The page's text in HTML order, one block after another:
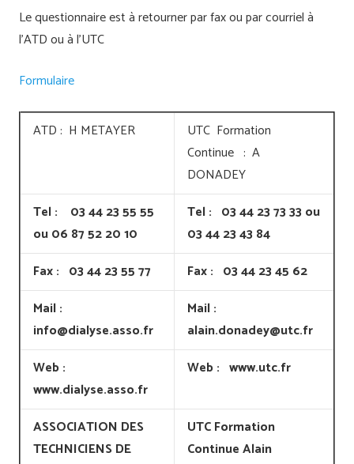
Le questionnaire est à retourner par fax ou par courriel à
l’ATD ou à l’UTC
Formulaire
ATD : H METAYER
UTC Formation
Continue : A
DONADEY
Tel : 03 44 23 55 55
ou 06 87 52 20 10
Tel : 03 44 23 73 33 ou
03 44 23 43 84
Fax : 03 44 23 55 77
Fax : 03 44 23 45 62
Mail :
info@dialyse.asso.fr
Mail :
alain.donadey@utc.fr
Web :
www.dialyse.asso.fr
Web : www.utc.fr
ASSOCIATION DES
TECHNICIENS DE
UTC Formation
Continue Alain